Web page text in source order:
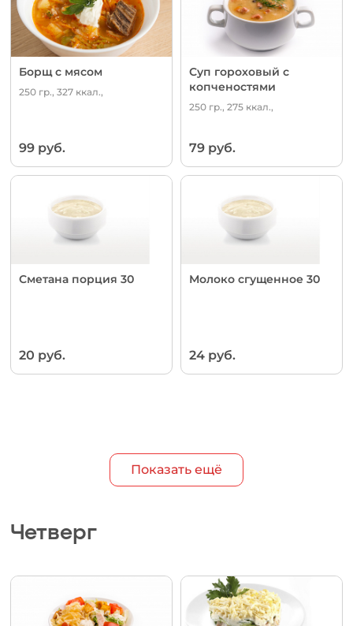
Борщ с мясом
250 гр., 327 ккал.,
99 руб.
Суп гороховый с
копченостями
250 гр., 275 ккал.,
79 руб.
Сметана порция 30
20 руб.
Молоко сгущенное 30
24 руб.
Показать ещё
Четверг